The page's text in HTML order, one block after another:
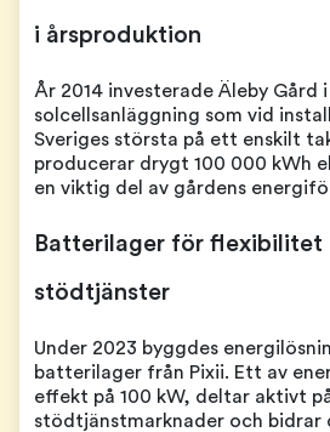
i årsproduktion
År 2014 investerade Äleby Gård
solcellsanläggning som vid
Sveriges största på ett enskilt
producerar drygt 100 000 kWh
en viktig del av gårdens
Batterilager för flexibilitet
stödtjänster
Under 2023 byggdes
batterilager från Pixii. Ett av
effekt på 100 kW, deltar aktivt
stödtjänstmarknader och bidrar